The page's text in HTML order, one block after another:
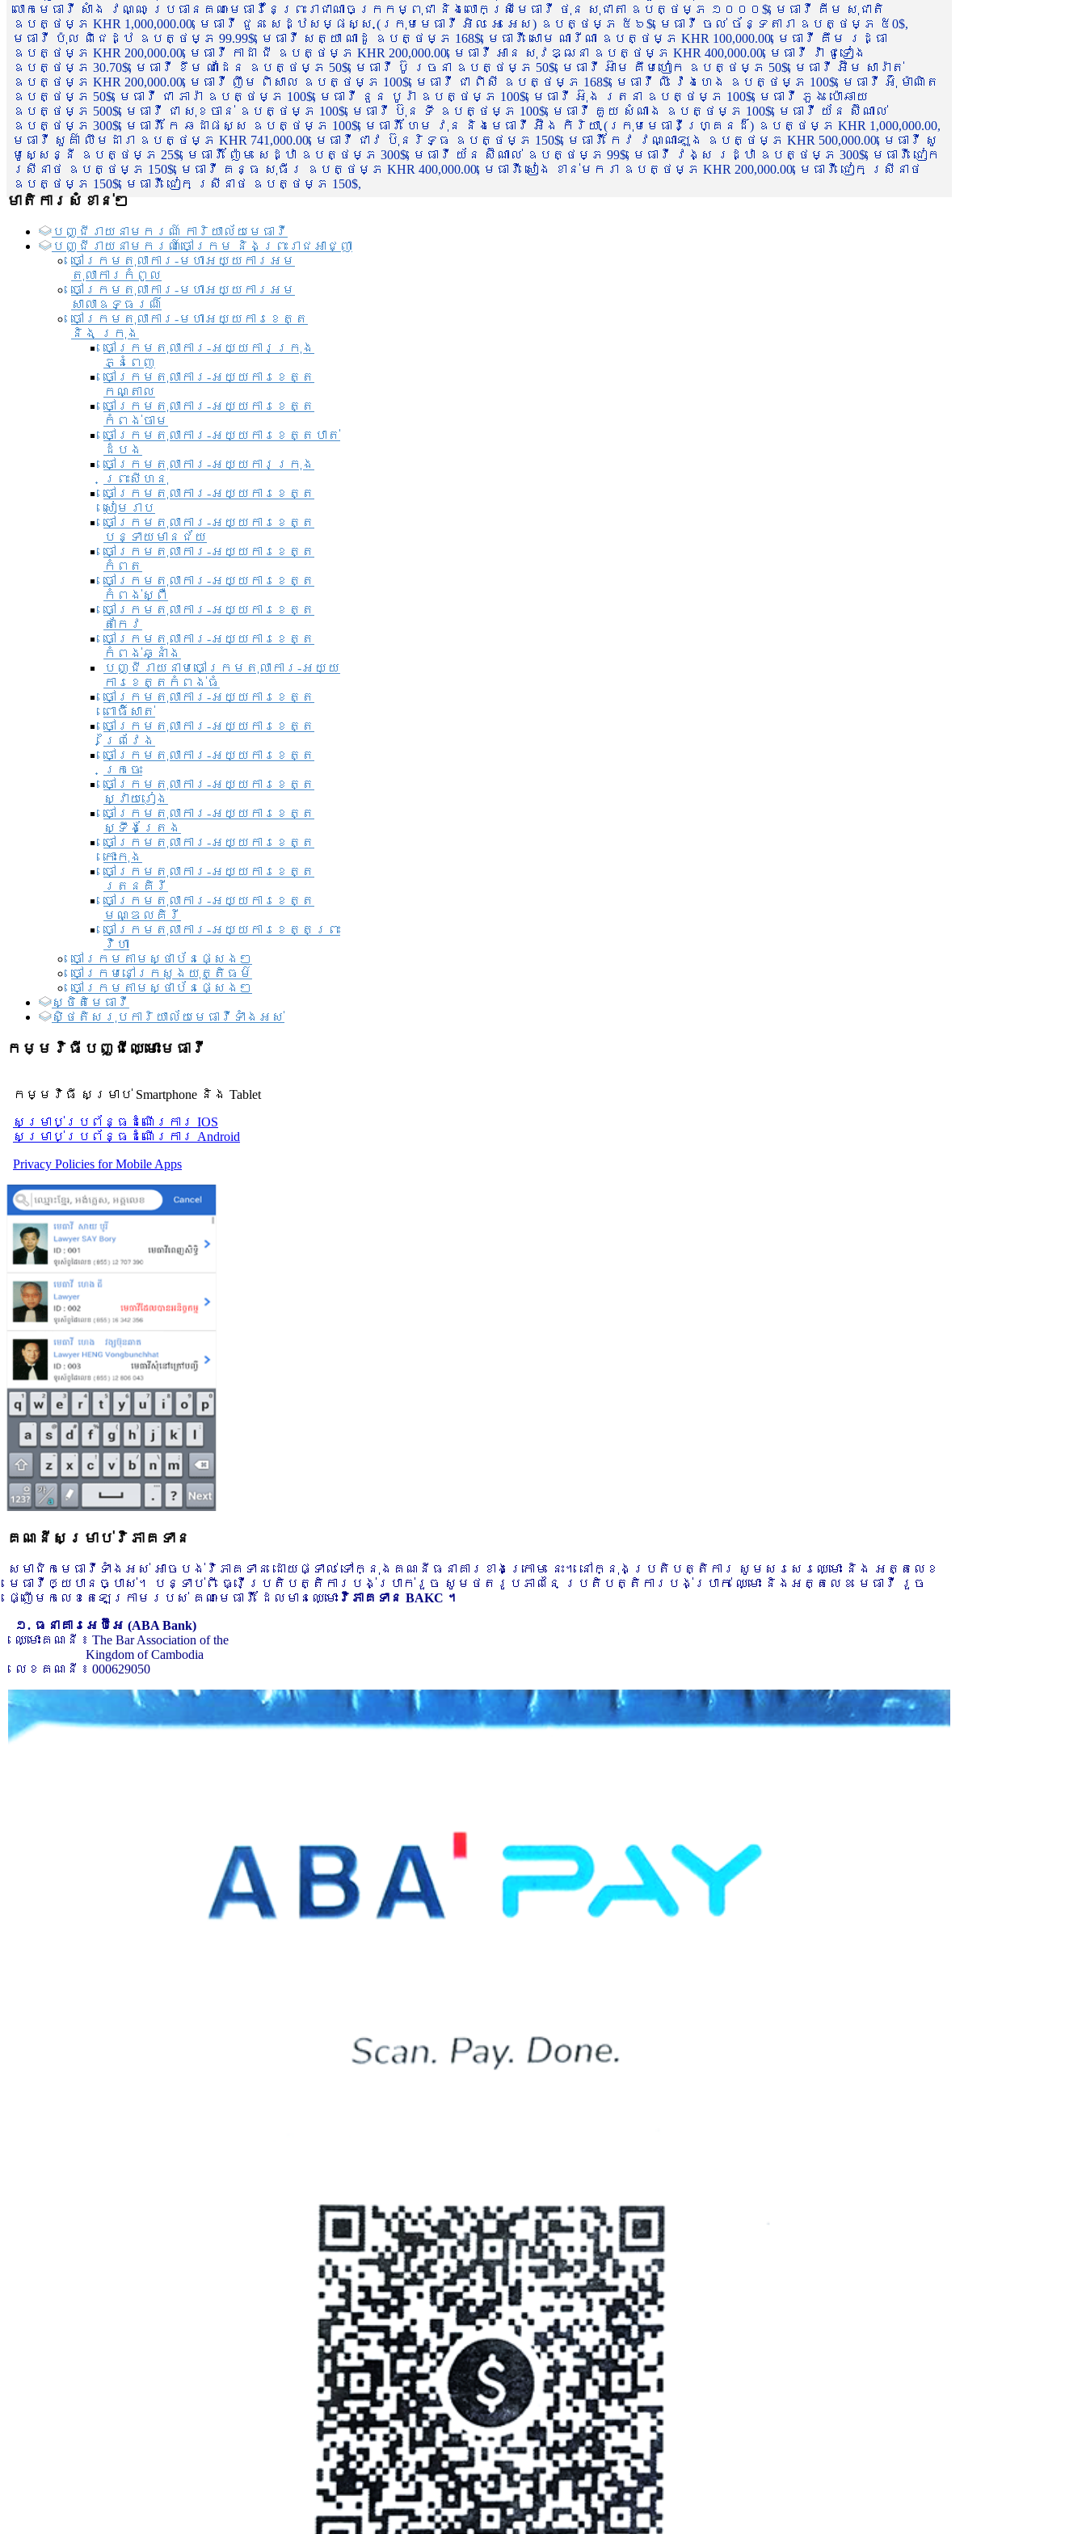
លោកមេធាវី សាំង វណ្ណៈ ប្រធានគណៈមេធាវីនៃព្រះរាជាណាចក្រកម្ពុជា និងលោកស្រីមេធាវី ថុន សុជាតា ឧបត្ថម្ភ ១០០០$, មេធាវី គីម សុជាតិ
ឧបត្ថម្ភ KHR 1,000,000.00, មេធាវី ជួន សេដ្ឋសម្ផស្ស (ក្រុមមេធាវី អិល អេ អេស) ឧបត្ថម្ភ ៥៦$, មេធាវី ចល់ ច័ន្ទតារា ឧបត្ថម្ភ ៥0$,
មេធាវី ប៉ុល ពិជេដ្ឋ ឧបត្ថម្ភ 99.99$, មេធាវី សត្យា ណាដូ ឧបត្ថម្ភ 168$, មេធាវី សោម ណារីណា ឧបត្ថម្ភ KHR 100,000.00, មេធាវី គឹម រដ្ធា
ឧបត្ថម្ភ KHR 200,000.00, មេធាវី កាដា ជី ឧបត្ថម្ភ KHR 200,000.00, មេធាវី អាន សុវឌ្ឍនា ឧបត្ថម្ភ KHR 400,000.00, មេធាវី វ៉ា ជូទៀង
ឧបត្ថម្ភ 30.70$, មេធាវី ខឹម ណាដែន ឧបត្ថម្ភ 50$, មេធាវី ប៊ូ រចនា ឧបត្ថម្ភ 50$, មេធាវី អ៊ាម គឹមហៀក ឧបត្ថម្ភ 50$, មេធាវី អ៊ឹម សារ៉ាត់
ឧបត្ថម្ភ KHR 200,000.00, មេធាវី ញឹម ពិសាល ឧបត្ថម្ភ 100$, មេធាវី ជា ពិសី ឧបត្ថម្ភ 168$, មេធាវី លី វ៉េងហេង ឧបត្ថម្ភ 100$, មេធាវី អ៊ុំ ម៉ាណិត
ឧបត្ថម្ភ 50$, មេធាវី ជា ភារ៉ា ឧបត្ថម្ភ 100$, មេធាវី នួន បូរ៉ា ឧបត្ថម្ភ 100$, មេធាវី អ៊ុង រតនា ឧបត្ថម្ភ 100$, មេធាវី ភួង ប៉ោឆាយ
ឧបត្ថម្ភ 500$, មេធាវី ជា សុខចាន់ ឧបត្ថម្ភ 100$, មេធាវី ប៊ុន ទី ឧបត្ថម្ភ 100$, មេធាវី គួយ សំណាង ឧបត្ថម្ភ 100$, មេធាវី យ័ន ស៊ីណាល់
ឧបត្ថម្ភ 300$, មេធាវី កែ ឆដាផស្ស ឧបត្ថម្ភ 100$, មេធាវី ហែម វុន និងមេធាវី អ៊ឹង កិរិយា (ក្រុមមេធាវីហ្គ្រេនដ៏) ឧបត្ថម្ភ KHR 1,000,000.00,
មេធាវី សួគ៌ា លឹមដារា ឧបត្ថម្ភ KHR 741,000.00, មេធាវី ជាវ ប៊ុនរិទ្ធ ឧបត្ថម្ភ 150$, មេធាវី កែវ វណ្ណាឡុង ឧបត្ថម្ភ KHR 500,000.00, មេធាវី សូ
មូសេ្សន្នី ឧបត្ថម្ភ 25$, មេធាវី ញ៉ែម សេដ្ឋា ឧបត្ថម្ភ 300$, មេធាវី យ័ន ស៊ីណាល់ ឧបត្ថម្ភ 99$, មេធាវី វង្ស រដ្ឋា ឧបត្ថម្ភ 300$, មេធាវី ជៀក
ស្រីនាថ ឧបត្ថម្ភ 150$, មេធាវី គន្ធ សុធីរ ឧបត្ថម្ភ KHR 400,000.00, មេធាវី សៀង ខាន់មករា ឧបត្ថម្ភ KHR 200,000.00, មេធាវី ជៀក ស្រីនាថ
ឧបត្ថម្ភ 150$, មេធាវី ជៀក ស្រីនាថ ឧបត្ថម្ភ 150$,
មាតិការសំខាន់ៗ
បញ្ជី​រាយ​នាមករណ៍ ការិយាល័យ​មេធាវី​
បញ្ជី​រាយ​នាមករណ៍​ចៅក្រម និងព្រះរាជអាជ្ញា
ចៅក្រមតុលាការ-មហាអយ្យការអម
តុលាការកំពូល
ចៅក្រមតុលាការ-មហាអយ្យការអម
សាលាឧទ្ធរណ៏
ចៅក្រមតុលាការ-មហាអយ្យការខេត្ត
និង ក្រុង
ចៅក្រមតុលាការ-អយ្យការក្រុង
ភ្នំពេញ
ចៅក្រមតុលាការ-អយ្យការខេត្ត
កណ្តាល
ចៅក្រមតុលាការ-អយ្យការខេត្ត
កំពង់ចាម
ចៅក្រមតុលាការ-អយ្យការខេត្តបាត់
ដំបង
ចៅក្រមតុលាការ-អយ្យការ​ក្រុង
ព្រះសីហនុ
ចៅក្រមតុលាការ-អយ្យការខេត្ត
សៀមរាប
ចៅក្រមតុលាការ-អយ្យការខេត្ត
បន្ទាយមានជ័យ
ចៅក្រមតុលាការ-អយ្យការខេត្ត
កំពត
ចៅក្រមតុលាការ-អយ្យការខេត្ត
កំពង់ស្ពឺ
ចៅក្រមតុលាការ-អយ្យការខេត្ត
តាកែវ
ចៅក្រមតុលាការ-អយ្យការខេត្ត
កំពង់ឆ្នាំង
បញ្ជីរាយនាមចៅក្រមតុលាការ-អយ្យ
ការខេត្តកំពង់ធំ
ចៅក្រមតុលាការ-អយ្យការខេត្ត
ពោធិ៍សាត់
ចៅក្រមតុលាការ-អយ្យការខេត្ត
ព្រៃវែង
ចៅក្រមតុលាការ-អយ្យការខេត្ត
ក្រចេះ
ចៅក្រមតុលាការ-អយ្យការខេត្ត
ស្វាយរៀង
ចៅក្រមតុលាការ-អយ្យការខេត្ត
ស្ទឹងត្រែង
ចៅក្រមតុលាការ-អយ្យការខេត្ត
កោះកុង
ចៅក្រមតុលាការ-អយ្យការខេត្ត
រតនគិរី
ចៅក្រមតុលាការ-អយ្យការខេត្ត
មណ្ឌលគិរី
ចៅក្រមតុលាការ-អយ្យការខេត្តព្រះ
វិហា
ចៅក្រមតាមស្ថាប័នផ្សេងៗ
ចៅក្រមនៅក្រសួងយុត្តិធម៌
ចៅក្រមតាមស្ថាប័នផ្សេងៗ
ស្ថិតិមេធាវី
សិ្ថតិសរុបការិយាល័យមេធាវីទាំងអស់​
កម្មវិធីបញ្ជីឈ្មោះមេធាវី
កម្មវិធី សម្រាប់ Smartphone និង Tablet
សម្រាប់​ប្រព័ន្ធដំណើរការ IOS
សម្រាប់​ប្រព័ន្ធដំណើរការ Android
Privacy Policies for Mobile Apps
គណនីសម្រាប់វិភាគទាន
សមាជិកមេធាវីទាំងអស់ អាចបង់វិភាគទាន ដោយផ្ទាល់ ទៅក្នុងគណនីធនាគារខាងក្រោម នេះ។ នៅក្នុងប្រតិបត្តិការ សូមសរសេរឈ្មោះ និង អត្តលេខ
មេធាវីឲ្យបានច្បាស់។ បន្ទាប់ពី ធ្វើប្រតិបត្តិការបង់ប្រាក់រួច សូមថតរូបភាពនៃ ប្រតិបត្តិការបង់ប្រាក់ ឈ្មោះ និងអត្តលេខ មេធាវី រួច
ផ្ញើមកលេខតេឡេក្រាមរបស់ គណៈមេធាវី ដែលមានឈ្មោះ វិភាគទាន BAKC ។
១. ធនាគារអេប៊ីអេ (ABA Bank)
ឈ្មោះគណនី ៖ The Bar Association of the
Kingdom of Cambodia
លេខគណនី ៖ 000629050